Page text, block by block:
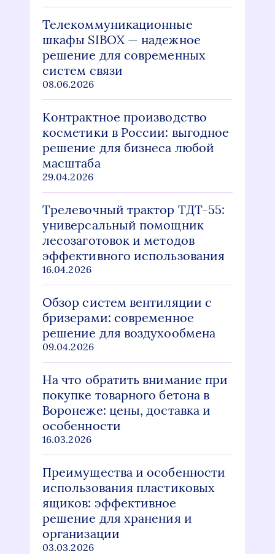
Телекоммуникационные
шкафы SIBOX — надежное
решение для современных
систем связи
08.06.2026
Контрактное производство
косметики в России: выгодное
решение для бизнеса любой
масштаба
29.04.2026
Трелевочный трактор ТДТ-55:
универсальный помощник
лесозаготовок и методов
эффективного использования
16.04.2026
Обзор систем вентиляции с
бризерами: современное
решение для воздухообмена
09.04.2026
На что обратить внимание при
покупке товарного бетона в
Воронеже: цены, доставка и
особенности
16.03.2026
Преимущества и особенности
использования пластиковых
ящиков: эффективное
решение для хранения и
организации
03.03.2026